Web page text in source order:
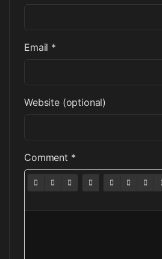
Email *
Website (optional)
Comment *